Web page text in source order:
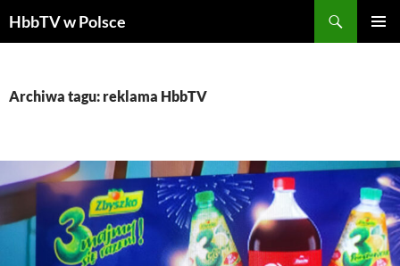
HbbTV w Polsce
Archiwa tagu: reklama HbbTV